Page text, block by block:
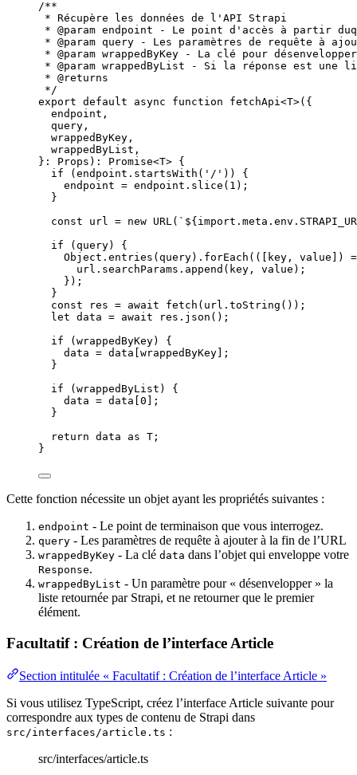
/**
* Récupère les données de l'API Strapi
* @param endpoint - Le point d'accès à partir
* @param query - Les paramètres de requête à
* @param wrappedByKey - La clé pour
* @param wrappedByList - Si la réponse est une
* @returns
*/
export default async function fetchApi<T>( {
endpoint ,
query ,
wrappedByKey ,
wrappedByList ,
} : Props ) : Promise<T> {
if (endpoint . startsWith ( ' / ' )) {
endpoint = endpoint . slice ( 1 );
}
const url = new URL( ` ${ import. meta . env .
if (query) {
Object . entries (query) . forEach ( ( key , value )
url . searchParams . append (key ,
value);
});
}
const
res = await fetch (url . toString ());
let data = await res . json ();
if (wrappedByKey) {
data = data[wrappedByKey];
}
if (wrappedByList) {
data = data[ 0 ];
}
return data as T ;
}
Cette fonction nécessite un objet ayant les propriétés suivantes :
endpoint - Le point de terminaison que vous interrogez.
query - Les paramètres de requête à ajouter à la fin de l’URL
wrappedByKey - La clé data dans l’objet qui enveloppe votre
Response.
wrappedByList - Un paramètre pour « désenvelopper » la
liste retournée par Strapi, et ne retourner que le premier
élément.
Facultatif : Création de l’interface Article
Section intitulée « Facultatif : Création de l’interface Article »
Si vous utilisez TypeScript, créez l’interface Article suivante pour
correspondre aux types de contenu de Strapi dans
src/interfaces/article.ts :
src/interfaces/article.ts